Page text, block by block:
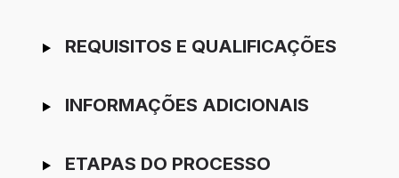
REQUISITOS E QUALIFICAÇÕES
INFORMAÇÕES ADICIONAIS
ETAPAS DO PROCESSO